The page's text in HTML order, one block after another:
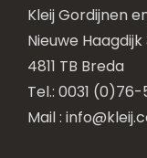
Kleij Gordijnen
Nieuwe Haagdijk
4811 TB Breda
Tel.: 0031 (0)76-
Mail :